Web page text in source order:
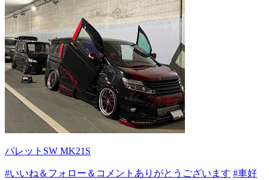
パレットSW MK21S
#いいね＆フォロー＆コメントありがとうございます #車好